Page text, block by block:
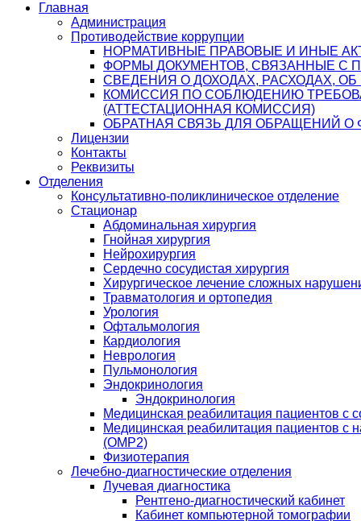
Главная
Администрация
Противодействие коррупции
НОРМАТИВНЫЕ ПРАВОВЫЕ И ИНЫЕ
ФОРМЫ ДОКУМЕНТОВ, СВЯЗАННЫЕ С
СВЕДЕНИЯ О ДОХОДАХ, РАСХОДАХ,
КОМИССИЯ ПО СОБЛЮДЕНИЮ
(АТТЕСТАЦИОННАЯ КОМИССИЯ)
ОБРАТНАЯ СВЯЗЬ ДЛЯ ОБРАЩЕНИЙ О
Лицензии
Контакты
Реквизиты
Отделения
Консультативно-поликлиническое отделение
Стационар
Абдоминальная хирургия
Гнойная хирургия
Нейрохирургия
Сердечно сосудистая хирургия
Хирургическое лечение сложных
Травматология и ортопедия
Урология
Офтальмология
Кардиология
Неврология
Пульмонология
Эндокринология
Эндокринология
Медицинская реабилитация пациентов
Медицинская реабилитация пациентов с
(ОМР2)
Физиотерапия
Лечебно-диагностические отделения
Лучевая диагностика
Рентгено-диагностический кабинет
Кабинет компьютерной томографии